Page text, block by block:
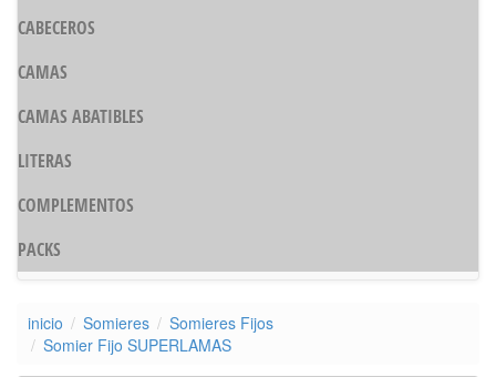
CABECEROS
CAMAS
CAMAS ABATIBLES
LITERAS
COMPLEMENTOS
PACKS
inicio Somieres
Somieres Fijos
Somier Fijo SUPERLAMAS